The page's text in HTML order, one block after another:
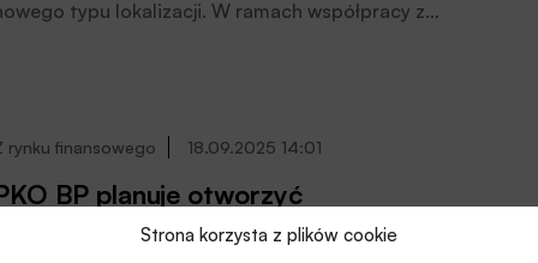
Strona korzysta z plików cookie
typu lokalizacji. W ramach współpracy z
miastach: Warszawie, Krakowie, Białymstoku,
firmy.
rynku finansowego 18.09.2025 14:01
BP planuje otworzyć
przedstawicielstwa na Litwie i w Szwecji